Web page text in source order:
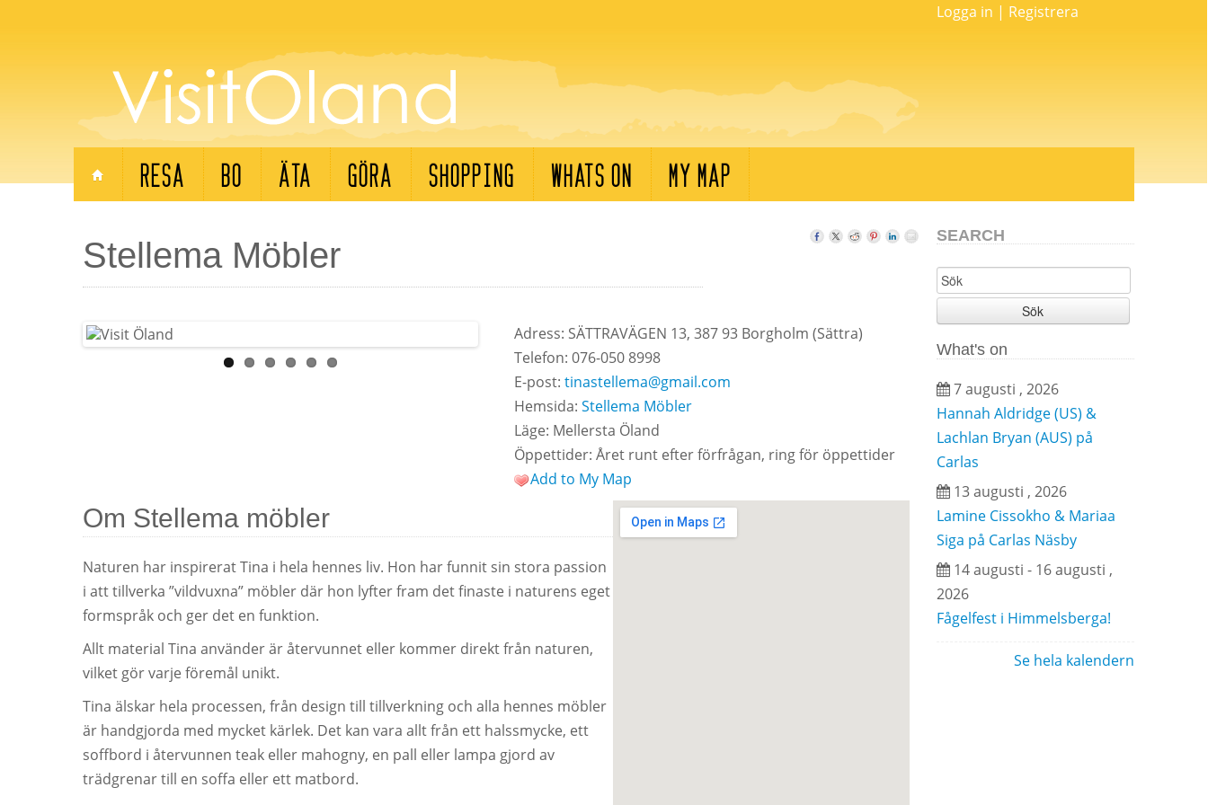
Logga in | Registrera
RESA BO ÄTA GÖRA SHOPPING WHATS ON MY MAP
Stellema Möbler
Adress: SÄTTRAVÄGEN 13, 387 93 Borgholm (Sättra)
Telefon: 076-050 8998
E-post: tinastellema@gmail.com
Hemsida: Stellema Möbler
Läge: Mellersta Öland
Öppettider: Året runt efter förfrågan, ring för öppettider
Add to My Map
Om Stellema möbler
Naturen har inspirerat Tina i hela hennes liv. Hon har funnit sin stora passion
i att tillverka ”vildvuxna” möbler där hon lyfter fram det finaste i naturens eget
formspråk och ger det en funktion.
Allt material Tina använder är återvunnet eller kommer direkt från naturen,
vilket gör varje föremål unikt.
Tina älskar hela processen, från design till tillverkning och alla hennes möbler
är handgjorda med mycket kärlek. Det kan vara allt från ett halssmycke, ett
soffbord i återvunnen teak eller mahogny, en pall eller lampa gjord av
trädgrenar till en soffa eller ett matbord.
SEARCH
Sök
What's on
7 augusti , 2026
Hannah Aldridge (US) &
Lachlan Bryan (AUS) på
Carlas
13 augusti , 2026
Lamine Cissokho & Mariaa
Siga på Carlas Näsby
14 augusti - 16 augusti ,
2026
Fågelfest i Himmelsberga!
Se hela kalendern